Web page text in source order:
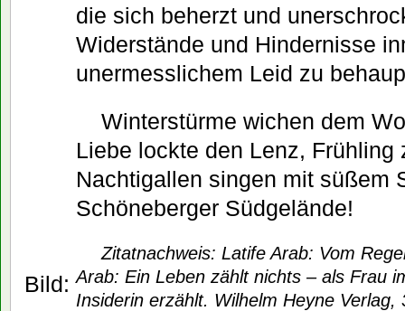
die sich beherzt und
Widerstände und Hindernisse
unermesslichem Leid zu
Winterstürme wichen dem
Liebe lockte den Lenz, Frühling
Nachtigallen singen mit süßem
Schöneberger Südgelände!
Zitatnachweis: Latife Arab: Vom
Arab: Ein Leben zählt nichts – als Frau
Insiderin erzählt. Wilhelm Heyne
Bild: